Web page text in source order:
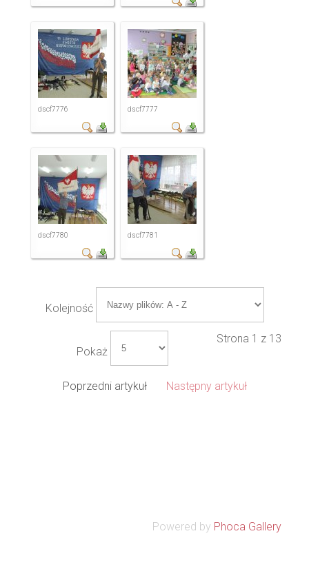
dscf7776 dscf7777
dscf7780 dscf7781
Kolejność
Pokaż
Strona 1 z 13
Poprzedni artykuł Następny artykuł
Powered by Phoca Gallery